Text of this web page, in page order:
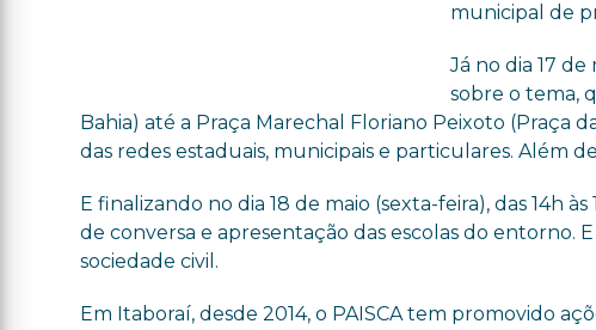
municipal de
Já no dia 17
sobre o tema,
Bahia) até a Praça Marechal Floriano Peixoto (Praça
das redes estaduais, municipais e particulares. Além
E finalizando no dia 18 de maio (sexta-feira), das 14h
de conversa e apresentação das escolas do entorno.
sociedade civil.
Em Itaboraí, desde 2014, o PAISCA tem promovido